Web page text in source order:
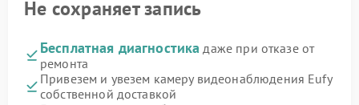
Не сохраняет запись
Бесплатная диагностика даже при отказе от
ремонта
Привезем и увезем камеру видеонаблюдения Eufy
собственной доставкой